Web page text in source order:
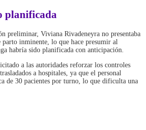
planificada
preliminar, Viviana Rivadeneyra no presentaba
parto inminente, lo que hace presumir al
habría sido planificada con anticipación.
a las autoridades reforzar los controles
a hospitales, ya que el personal
de 30 pacientes por turno, lo que dificulta una